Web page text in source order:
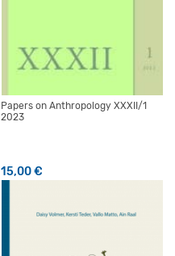
Papers on Anthropology XXXII/1
2023
15,00€